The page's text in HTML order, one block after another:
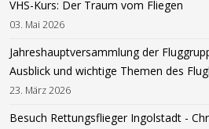
VHS-Kurs: Der Traum vom Fliegen
03. Mai 2026
Jahreshauptversammlung der
Ausblick und wichtige Themen des
23. März 2026
Besuch Rettungsflieger Ingolstadt -